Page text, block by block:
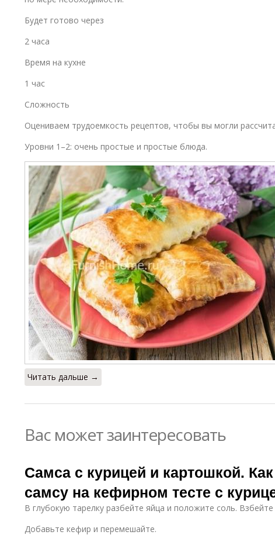
Будет готово через
2 часа
Время на кухне
1 час
Сложность
Оцениваем трудоемкость рецептов, чтобы вы могли
Уровни 1–2: очень простые и простые блюда.
Читать дальше →
Вас может заинтересовать
Самса с курицей и картошкой.
самсу на кефирном тесте с
В глубокую тарелку разбейте яйца и положите соль. Взбейте
Добавьте кефир и перемешайте.